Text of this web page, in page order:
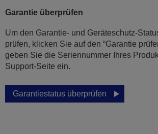
Garantie überprüfen
Um den Garantie- und Geräteschutz-
prüfen, klicken Sie auf den “Garantie
geben Sie die Seriennummer Ihres
Support-Seite ein.
Garantiestatus überprüfen